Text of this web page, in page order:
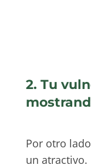
2. Tu
Por otro
un atractivo.